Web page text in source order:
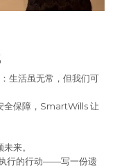
生活虽无常，但我们可
全保障，SmartWills 让
来。
行的行动——写一份遗